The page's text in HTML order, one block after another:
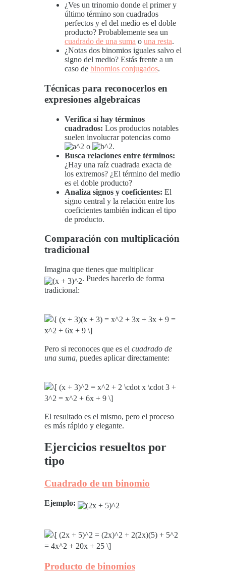
¿Ves un trinomio donde el primer y
último término son cuadrados
perfectos y el del medio es el doble
producto? Probablemente sea un
cuadrado de una suma o una resta.
¿Notas dos binomios iguales salvo el
signo del medio? Estás frente a un
caso de binomios conjugados.
Técnicas para reconocerlos en
expresiones algebraicas
Verifica si hay términos
cuadrados: Los productos notables
suelen involucrar potencias como
o
.
Busca relaciones entre términos:
¿Hay una raíz cuadrada exacta de
los extremos? ¿El término del medio
es el doble producto?
Analiza signos y coeficientes: El
signo central y la relación entre los
coeficientes también indican el tipo
de producto.
Comparación con multiplicación
tradicional
Imagina que tienes que multiplicar
. Puedes hacerlo de forma
tradicional:
Pero si reconoces que es el cuadrado de
una suma, puedes aplicar directamente:
El resultado es el mismo, pero el proceso
es más rápido y elegante.
Ejercicios resueltos por
tipo
Cuadrado de un binomio
Ejemplo:
Producto de binomios